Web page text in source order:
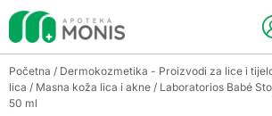
Početna / Dermokozmetika - Proizvodi za lice i
lica / Masna koža lica i akne / Laboratorios Babé
50 ml